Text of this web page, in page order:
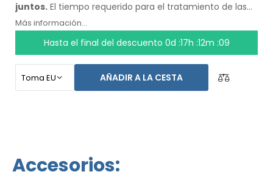
juntos. El tiempo requerido para el tratamiento de las
cuatro extremidades fue reducido a la mitad, a un
máximo de 24 minutos, y la duración y velocidad de los
efectos se mantienen. Con el sistema automático no
depende de ninguna otra persona. Tenga sus manos,
Más información...
Hasta el final del descuento 0d :17h :12m :09
AÑADIR A LA CESTA
Accesorios: